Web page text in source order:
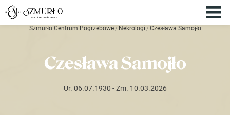
Szmurło Centrum Pogrzebowe/ Nekrologi / Czesława Samojło
Czesława Samojło
Ur. 06.07.1930 - Zm. 10.03.2026